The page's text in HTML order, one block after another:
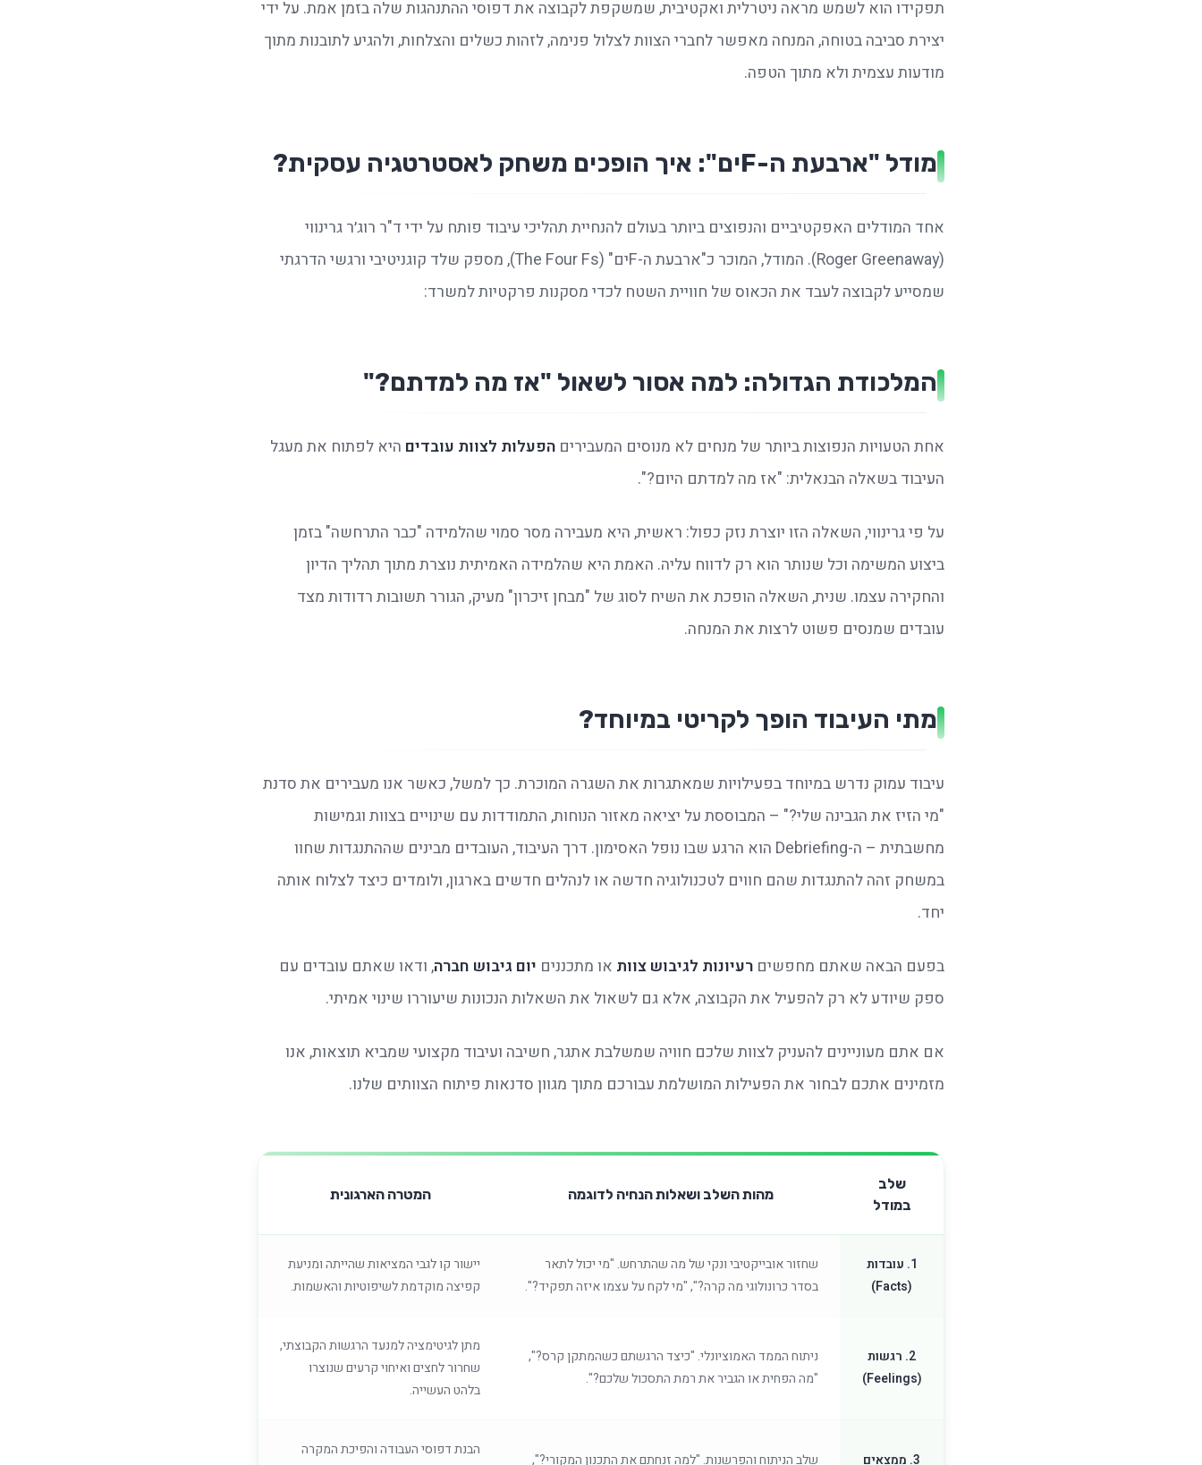
מודעות עצמית ולא מתוך הטפה.
מודל "ארבעת ה-Fים": איך הופכים משחק לאסטרטגיה עסקית?
שמסייע לקבוצה לעבד את הכאוס של חוויית השטח לכדי מסקנות פרקטיות למשרד:
המלכודת הגדולה: למה אסור לשאול "אז מה למדתם?"
אחת הטעויות הנפוצות ביותר של מנחים לא מנוסים המעבירים הפעלות לצוות עובדים
העיבוד בשאלה הבנאלית: "אז מה למדתם היום?".
עובדים שמנסים פשוט לרצות את המנחה.
מתי העיבוד הופך לקריטי במיוחד?
יחד.
בפעם הבאה שאתם מחפשים רעיונות לגיבוש צוות או מתכננים יום גיבוש חברה
ספק שיודע לא רק להפעיל את הקבוצה, אלא גם לשאול את השאלות הנכונות שיעוררו שינוי אמיתי.
מזמינים אתכם לבחור את הפעילות המושלמת עבורכם מתוך מגוון סדנאות פיתוח הצוותים שלנו.
שלב
במודל
מהות השלב ושאלות הנחיה לדוגמה המטרה הארגונית
1. עובדות
(Facts)
שחזור אובייקטיבי ונקי של מה שהתרחש. "מי יכול לתאר
בסדר כרונולוגי מה קרה?", "מי לקח על עצמו איזה תפקיד?".
יישור קו לגבי המציאות שהייתה ומניעת
קפיצה מוקדמת לשיפוטיות והאשמות.
2. רגשות
(Feelings)
ניתוח הממד האמוציונלי. "כיצד הרגשתם כשהמתקן קרס?",
"מה הפחית או הגביר את רמת התסכול שלכם?".
מתן לגיטימציה למנעד הרגשות הקבוצתי,
שחרור לחצים ואיחוי קרעים שנוצרו
בלהט העשייה.
3. ממצאים שלב הניתוח והפרשנות. "למה זנחתם את התכנון המקורי?",
הבנת דפוסי העבודה והפיכת המקרה